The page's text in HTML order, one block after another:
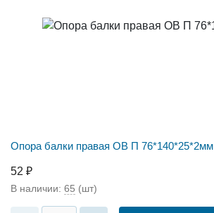
Опора балки правая ОВ П 76*140*25*2мм
52 ₽
В наличии: 65 (шт)